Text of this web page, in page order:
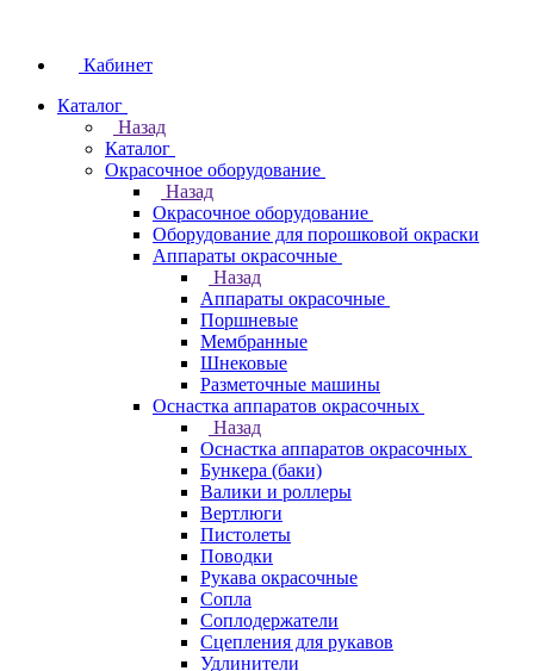
Кабинет
Каталог
Назад
Каталог
Окрасочное оборудование
Назад
Окрасочное оборудование
Оборудование для порошковой окраски
Аппараты окрасочные
Назад
Аппараты окрасочные
Поршневые
Мембранные
Шнековые
Разметочные машины
Оснастка аппаратов окрасочных
Назад
Оснастка аппаратов окрасочных
Бункера (баки)
Валики и роллеры
Вертлюги
Пистолеты
Поводки
Рукава окрасочные
Сопла
Соплодержатели
Сцепления для рукавов
Удлинители